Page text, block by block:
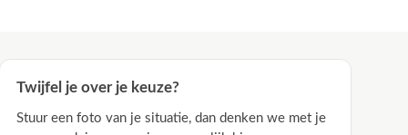
Twijfel je over je keuze?
Stuur een foto van je situatie, dan denken we met je